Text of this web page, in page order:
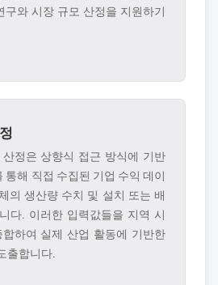
구와 시장 규모 산정을 지원하기
정은 상향식 접근 방식에 기반
통해 직접 수집된 기업 수익 데이
의 생산량 수치 및 설치 또는 배
다. 이러한 입력값들을 지역 시
하여 실제 산업 활동에 기반한
출합니다.